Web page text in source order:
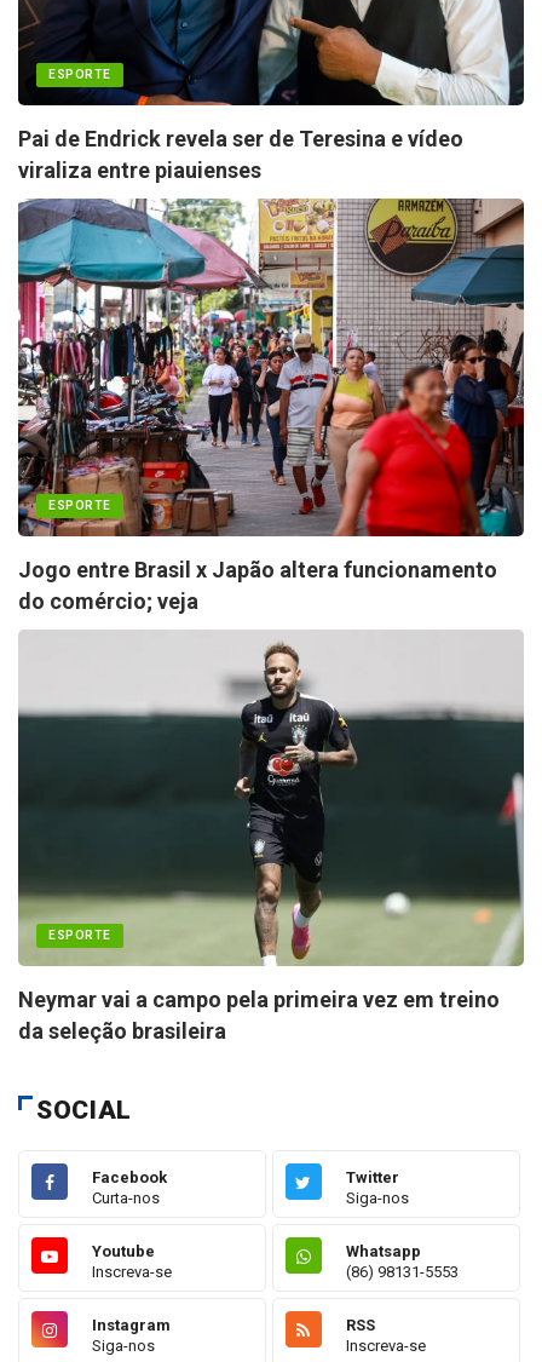
ESPORTE
Pai de Endrick revela ser de Teresina e vídeo
viraliza entre piauienses
ESPORTE
Jogo entre Brasil x Japão altera funcionamento
do comércio; veja
ESPORTE
Neymar vai a campo pela primeira vez em treino
da seleção brasileira
SOCIAL
Facebook
Curta-nos
Twitter
Siga-nos
Youtube
Inscreva-se
Whatsapp
(86) 98131-5553
Instagram
Siga-nos
RSS
Inscreva-se